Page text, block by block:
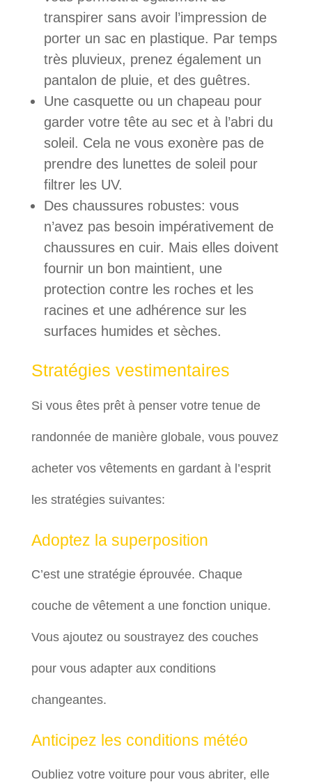
transpirer sans avoir l’impression de
porter un sac en plastique. Par temps
très pluvieux, prenez également un
pantalon de pluie, et des guêtres.
Une casquette ou un chapeau pour
garder votre tête au sec et à l’abri du
soleil. Cela ne vous exonère pas de
prendre des lunettes de soleil pour
filtrer les UV.
Des chaussures robustes: vous
n’avez pas besoin impérativement de
chaussures en cuir. Mais elles doivent
fournir un bon maintient, une
protection contre les roches et les
racines et une adhérence sur les
surfaces humides et sèches.
Stratégies vestimentaires
Si vous êtes prêt à penser votre tenue de
randonnée de manière globale, vous pouvez
acheter vos vêtements en gardant à l’esprit
les stratégies suivantes:
Adoptez la superposition
C’est une stratégie éprouvée. Chaque
couche de vêtement a une fonction unique.
Vous ajoutez ou soustrayez des couches
pour vous adapter aux conditions
changeantes.
Anticipez les conditions météo
Oubliez votre voiture pour vous abriter, elle